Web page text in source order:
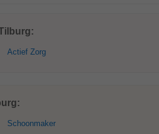
Actief Zorg
Schoonmaker